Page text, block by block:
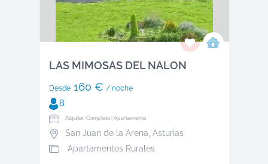
LAS MIMOSAS DEL NALON
Desde160 € / noche
8
Alquiler: Completo | Apartamento
San Juan de la Arena, Asturias
Apartamentos Rurales